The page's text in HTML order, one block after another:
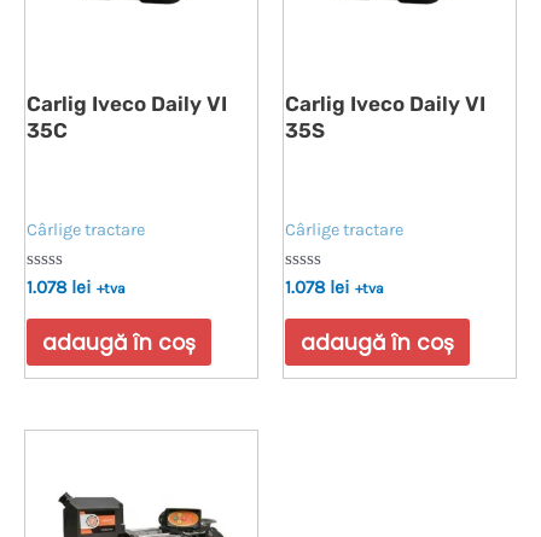
Carlig Iveco Daily VI
35C
Cârlige tractare
Evaluat
0
din
1.078 lei +tva
adaugă în coș
Carlig Iveco Daily VI
35S
Cârlige tractare
Evaluat
0
din
1.078 lei +tva
adaugă în coș